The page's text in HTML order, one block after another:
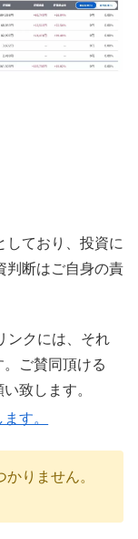
しており、投資に
判断はご自身の責
ンクには、それ
ご賛同頂ける
致します。
す。
りません。